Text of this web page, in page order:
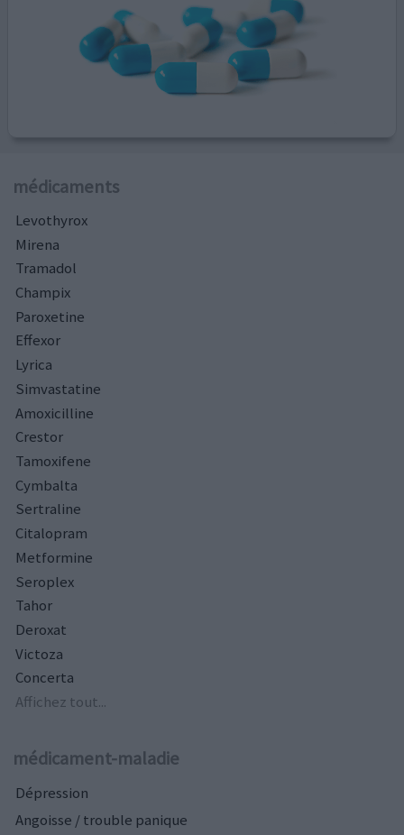
médicaments
Levothyrox
Mirena
Tramadol
Champix
Paroxetine
Effexor
Lyrica
Simvastatine
Amoxicilline
Crestor
Tamoxifene
Cymbalta
Sertraline
Citalopram
Metformine
Seroplex
Tahor
Deroxat
Victoza
Concerta
Affichez tout...
médicament-maladie
Dépression
Angoisse / trouble panique